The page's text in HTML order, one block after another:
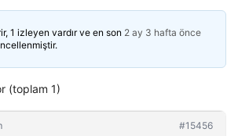
1 izleyen vardır ve en son 2 ay 3 hafta önce
(toplam 1)
#15456